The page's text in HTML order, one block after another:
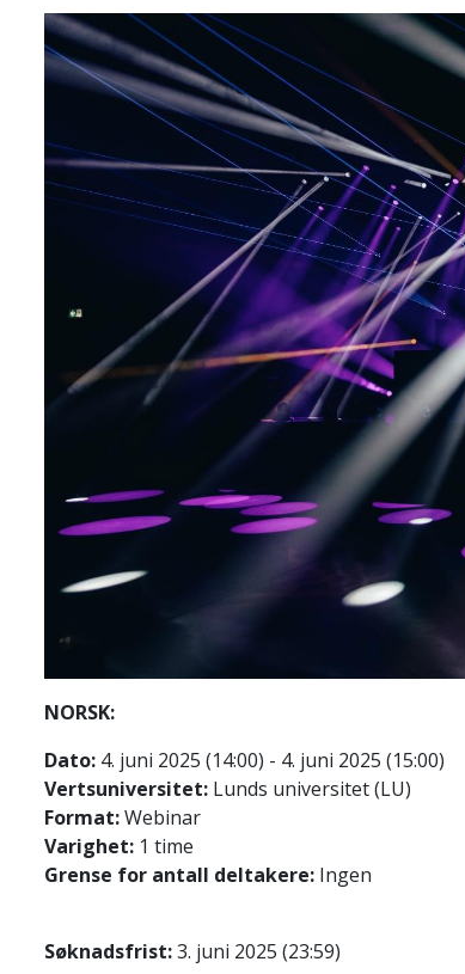
NORSK:
Dato: 4. juni 2025 (14:00) - 4. juni 2025 (15:00)
Vertsuniversitet: Lunds universitet (LU)
Format:Webinar
Varighet: 1 time
Grense for antall deltakere: Ingen
Søknadsfrist:3. juni 2025 (23:59)